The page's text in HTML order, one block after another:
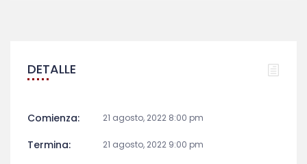
DETALLE
Comienza: 21 agosto, 2022 8:00 pm
Termina: 21 agosto, 2022 9:00 pm